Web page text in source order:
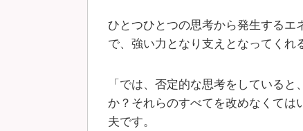
ひとつひとつの思考から発生するエ
で、強い力となり支えとなってくれ
「では、否定的な思考をしている
か？それらのすべてを改めなくては
夫です。